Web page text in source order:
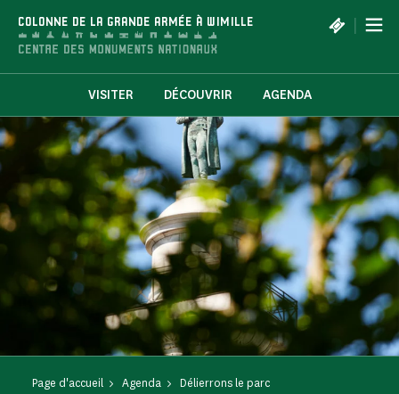
COLONNE DE LA GRANDE ARMÉE À WIMILLE |
VISITER DÉCOUVRIR AGENDA
Page d'accueil Agenda Délierrons le parc